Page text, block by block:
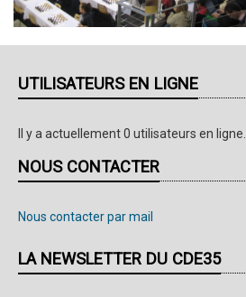
UTILISATEURS EN LIGNE
Il y a actuellement 0 utilisateurs en ligne.
NOUS CONTACTER
Nous contacter par mail
LA NEWSLETTER DU CDE35